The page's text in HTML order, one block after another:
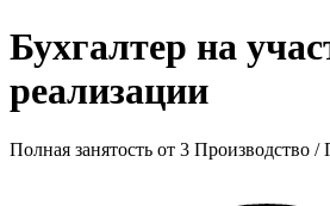
Бухгалтер на
реализации
Полная занятость от 3 Производство